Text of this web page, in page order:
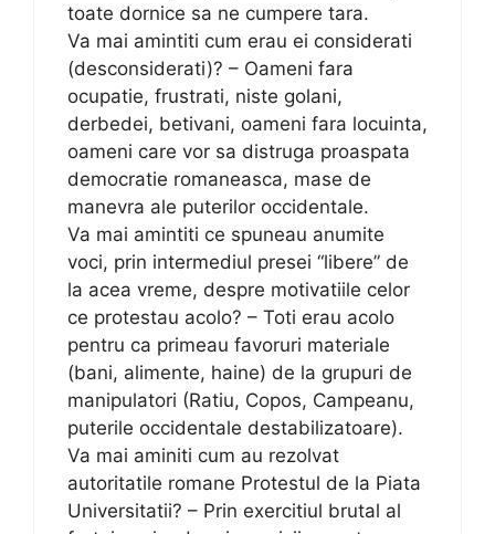
toate dornice sa ne cumpere tara.
Va mai amintiti cum erau ei considerati
(desconsiderati)? – Oameni fara
ocupatie, frustrati, niste golani,
derbedei, betivani, oameni fara locuinta,
oameni care vor sa distruga proaspata
democratie romaneasca, mase de
manevra ale puterilor occidentale.
Va mai amintiti ce spuneau anumite
voci, prin intermediul presei “libere” de
la acea vreme, despre motivatiile celor
ce protestau acolo? – Toti erau acolo
pentru ca primeau favoruri materiale
(bani, alimente, haine) de la grupuri de
manipulatori (Ratiu, Copos, Campeanu,
puterile occidentale destabilizatoare).
Va mai aminiti cum au rezolvat
autoritatile romane Protestul de la Piata
Universitatii? – Prin exercitiul brutal al